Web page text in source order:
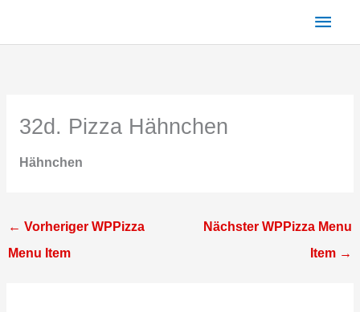
32d. Pizza Hähnchen
Hähnchen
← Vorheriger WPPizza
Menu Item
Nächster WPPizza Menu
Item →